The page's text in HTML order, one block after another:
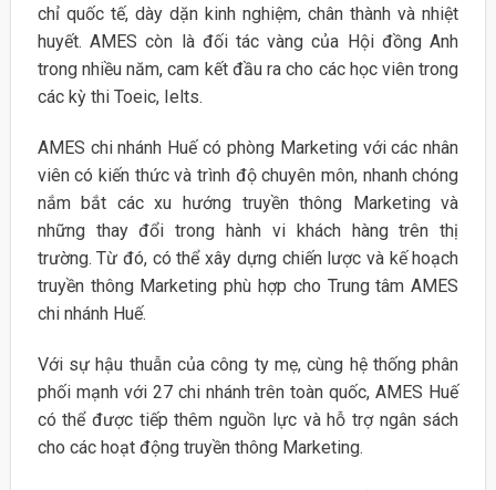
chỉ quốc tế, dày dặn kinh nghiệm, chân thành và nhiệt
huyết. AMES còn là đối tác vàng của Hội đồng Anh
trong nhiều năm, cam kết đầu ra cho các học viên trong
các kỳ thi Toeic, Ielts.
AMES chi nhánh Huế có phòng Marketing với các nhân
viên có kiến thức và trình độ chuyên môn, nhanh chóng
nắm bắt các xu hướng truyền thông Marketing và
những thay đổi trong hành vi khách hàng trên thị
trường. Từ đó, có thể xây dựng chiến lược và kế hoạch
truyền thông Marketing phù hợp cho Trung tâm AMES
chi nhánh Huế.
Với sự hậu thuẫn của công ty mẹ, cùng hệ thống phân
phối mạnh với 27 chi nhánh trên toàn quốc, AMES Huế
có thể được tiếp thêm nguồn lực và hỗ trợ ngân sách
cho các hoạt động truyền thông Marketing.